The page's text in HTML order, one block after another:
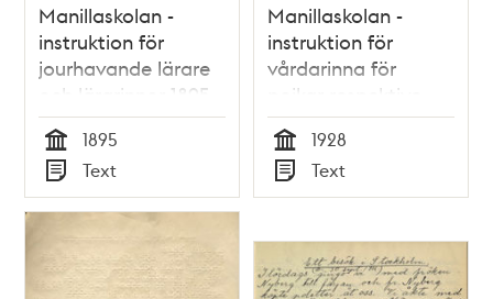
Manillaskolan -
instruktion för
jourhavande lärare
och lärarinnor 1895
Tid
1895
Typ
Text
Manillaskolan -
instruktion för
vårdarinna för
pojkar respektive
flickor 1928
Tid
1928
Typ
Text